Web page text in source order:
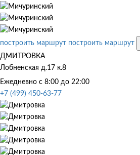
построить маршрут построить маршрут
ДМИТРОВКА
Лобненская д.17 к.8
Ежедневно с 8:00 до 22:00
+7 (499) 450-63-77